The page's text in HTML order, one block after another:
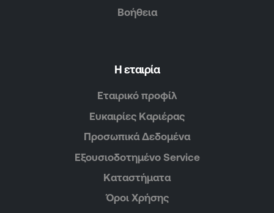
Βοήθεια
Η εταιρία
Εταιρικό προφίλ
Ευκαιρίες Καριέρας
Προσωπικά Δεδομένα
Εξουσιοδοτημένο Service
Καταστήματα
Όροι Χρήσης